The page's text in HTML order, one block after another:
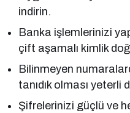
indirin.
Banka işlemlerinizi
çift aşamalı kimlik
Bilinmeyen
tanıdık olması
Şifrelerinizi güçlü ve